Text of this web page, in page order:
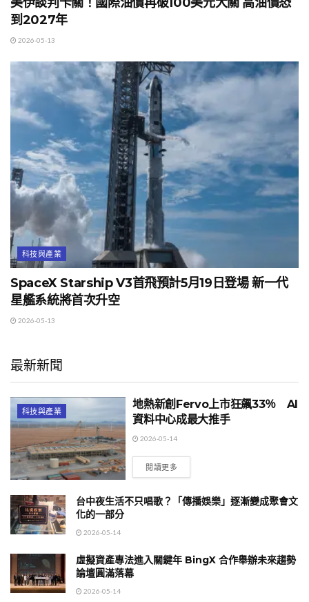
到2027年
2026-05-13
科技與產業
SpaceX Starship V3首飛預計5月19日登場 新一代
星艦系統將首次升空
2026-05-13
最新新聞
科技與產業
地熱新創Fervo上市狂飆33％ AI
資料中心成最大推手
2026-05-14
閱讀更多
台中夜生活不只唱歌？「傳播娛樂」逐漸變成聚會文
化的一部分
2026-05-14
虛擬資產專法進入關鍵年 BingX 合作舉辦未來趨勢
論壇圓滿落幕
2026-05-14